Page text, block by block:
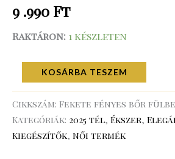
9 .990 Ft
Raktáron: 1 készleten
KOSÁRBA TESZEM
Cikkszám: Fekete fényes bőr
Kategóriák: 2025 tél, Ékszer,
Kiegészítők, Női termék